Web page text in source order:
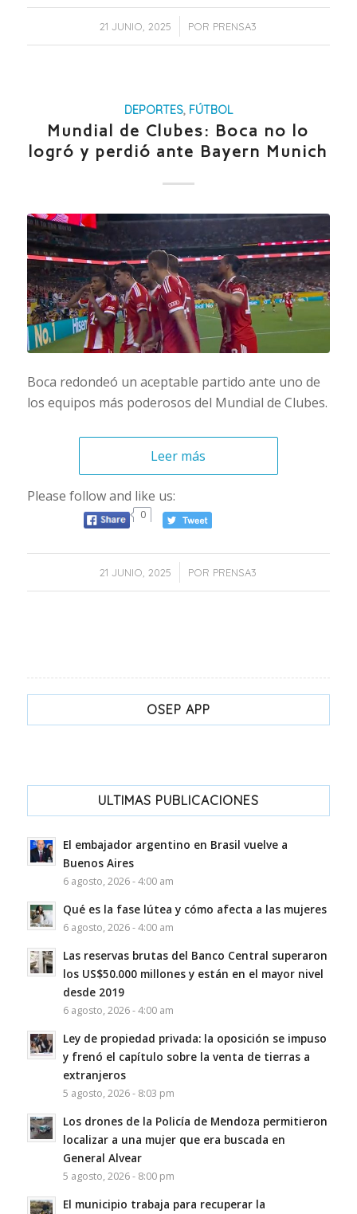
21 JUNIO, 2025
/ POR PRENSA3
DEPORTES, FÚTBOL
Mundial de Clubes: Boca no lo
logró y perdió ante Bayern Munich
Boca redondeó un aceptable partido ante uno de
los equipos más poderosos del Mundial de Clubes.
Leer más
Please follow and like us:
0
21 JUNIO, 2025
/ POR PRENSA3
OSEP APP
ULTIMAS PUBLICACIONES
El embajador argentino en Brasil vuelve a
Buenos Aires
6 agosto, 2026 - 4:00 am
Qué es la fase lútea y cómo afecta a las mujeres
6 agosto, 2026 - 4:00 am
Las reservas brutas del Banco Central superaron
los US$50.000 millones y están en el mayor nivel
desde 2019
6 agosto, 2026 - 4:00 am
Ley de propiedad privada: la oposición se impuso
y frenó el capítulo sobre la venta de tierras a
extranjeros
5 agosto, 2026 - 8:03 pm
Los drones de la Policía de Mendoza permitieron
localizar a una mujer que era buscada en
General Alvear
5 agosto, 2026 - 8:00 pm
El municipio trabaja para recuperar la